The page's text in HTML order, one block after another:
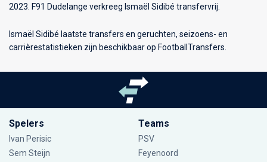
2023. F91 Dudelange verkreeg Ismaël Sidibé transfervrij.
Ismaël Sidibé laatste transfers en geruchten, seizoens- en
carrièrestatistieken zijn beschikbaar op FootballTransfers.
Spelers
Ivan Perisic
Sem Steijn
Teams
PSV
Feyenoord